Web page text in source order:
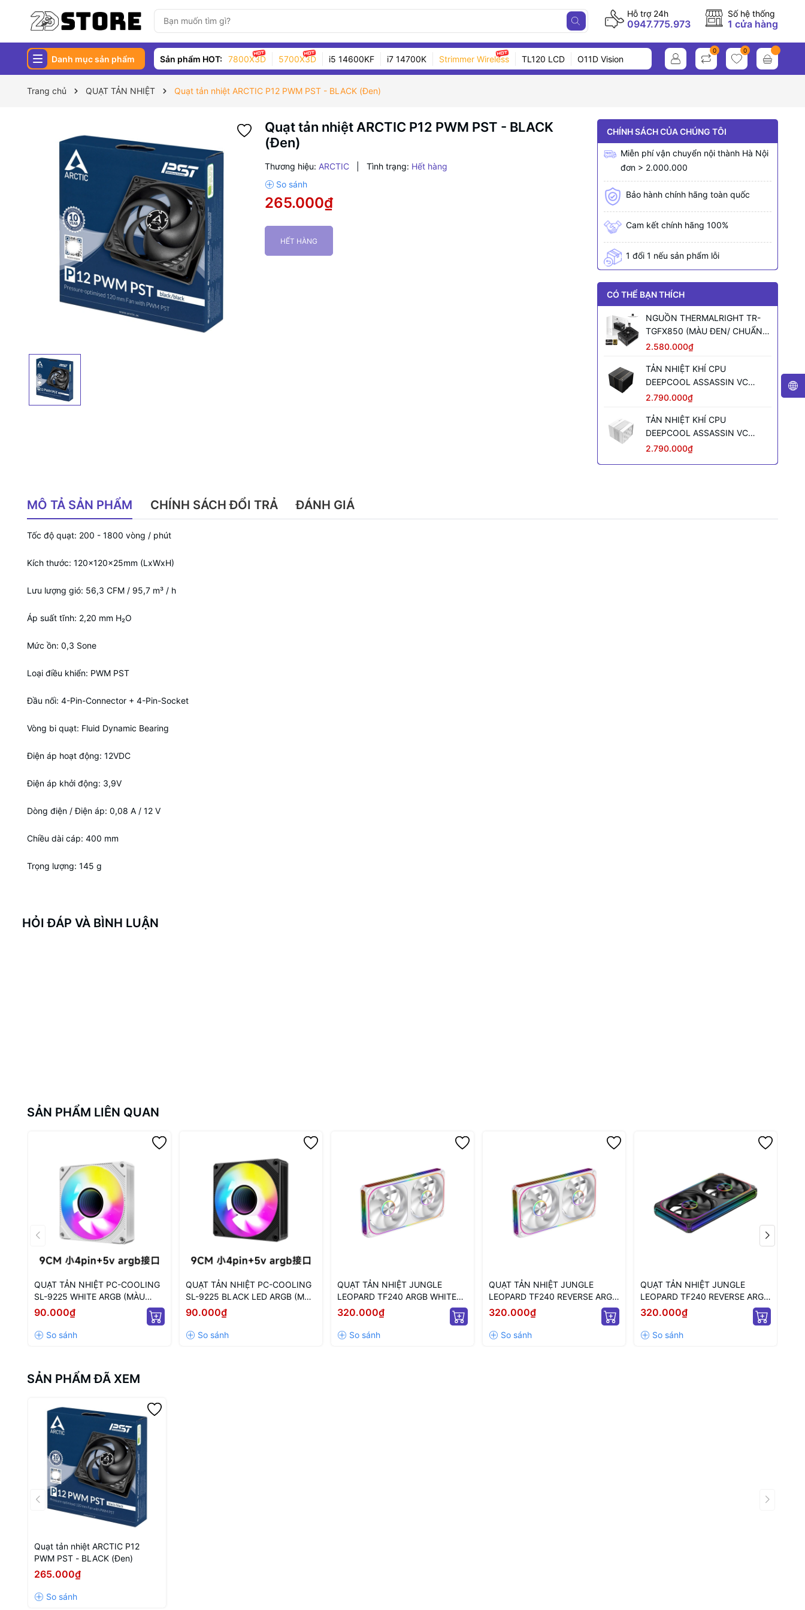
Hỗ trợ 24h
0947.775.973
Số hệ thống
1 cửa hàng
Danh mục sản phẩm Sản phẩm HOT: 7800X3D 5700X3D i5 14600KF i7 14700K Strimmer Wireless TL120 LCD O11D Vision
0 0
Trang chủ QUẠT TẢN NHIỆT Quạt tản nhiệt ARCTIC P12 PWM PST - BLACK (Đen)
Quạt tản nhiệt ARCTIC P12 PWM PST - BLACK
(Đen)
Thương hiệu: ARCTIC Tình trạng: Hết hàng
265.000₫
HẾT HÀNG
CHÍNH SÁCH CỦA CHÚNG TÔI
Miễn phí vận chuyển nội thành Hà Nội
đơn > 2.000.000
Bảo hành chính hãng toàn quốc
Cam kết chính hãng 100%
1 đổi 1 nếu sản phẩm lỗi
CÓ THỂ BẠN THÍCH
NGUỒN THERMALRIGHT TR-
TGFX850 (MÀU ĐEN/ CHUẨN
SFX/ FULL MODULAR/ 850W)
2.580.000₫
TẢN NHIỆT KHÍ CPU
DEEPCOOL ASSASSIN VC
ELITE (MÀU ĐEN)
2.790.000₫
TẢN NHIỆT KHÍ CPU
DEEPCOOL ASSASSIN VC
ELITE WH WH (MÀU TRẮNG)
2.790.000₫
MÔ TẢ SẢN PHẨM CHÍNH SÁCH ĐỔI TRẢ ĐÁNH GIÁ
Tốc độ quạt: 200 - 1800 vòng / phút
Kích thước: 120x120x25mm (LxWxH)
Lưu lượng gió: 56,3 CFM / 95,7 m³ / h
Áp suất tĩnh: 2,20 mm H₂O
Mức ồn: 0,3 Sone
Loại điều khiển: PWM PST
Đầu nối: 4-Pin-Connector + 4-Pin-Socket
Vòng bi quạt: Fluid Dynamic Bearing
Điện áp hoạt động: 12VDC
Điện áp khởi động: 3,9V
Dòng điện / Điện áp: 0,08 A / 12 V
Chiều dài cáp: 400 mm
Trọng lượng: 145 g
HỎI ĐÁP VÀ BÌNH LUẬN
SẢN PHẨM LIÊN QUAN
QUẠT TẢN NHIỆT PC-COOLING
SL-9225 WHITE ARGB (MÀU
TRẮNG/ 9CM/ LED TÂM ARGB
VÔ CỰC)
90.000₫
QUẠT TẢN NHIỆT PC-COOLING
SL-9225 BLACK LED ARGB (MÀU
ĐEN/ 9CM/ LED TÂM VÔ CỰC)
90.000₫
QUẠT TẢN NHIỆT JUNGLE
LEOPARD TF240 ARGB WHITE
(MÀU TRẮNG/ XUÔI)
320.000₫
QUẠT TẢN NHIỆT JUNGLE
LEOPARD TF240 REVERSE ARGB
WHITE (MÀU TRẮNG/ CÁNH
320.000₫
QUẠT TẢN NHIỆT JUNGLE
LEOPARD TF240 REVERSE ARGB
BLACK (MÀU ĐEN/ CÁNH
320.000₫
SẢN PHẨM ĐÃ XEM
Quạt tản nhiệt ARCTIC P12
PWM PST - BLACK (Đen)
265.000₫